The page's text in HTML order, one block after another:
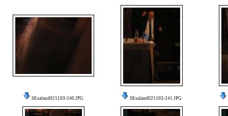
SEsalaud021103-240.JPG SEsalaud021103-241.JPG